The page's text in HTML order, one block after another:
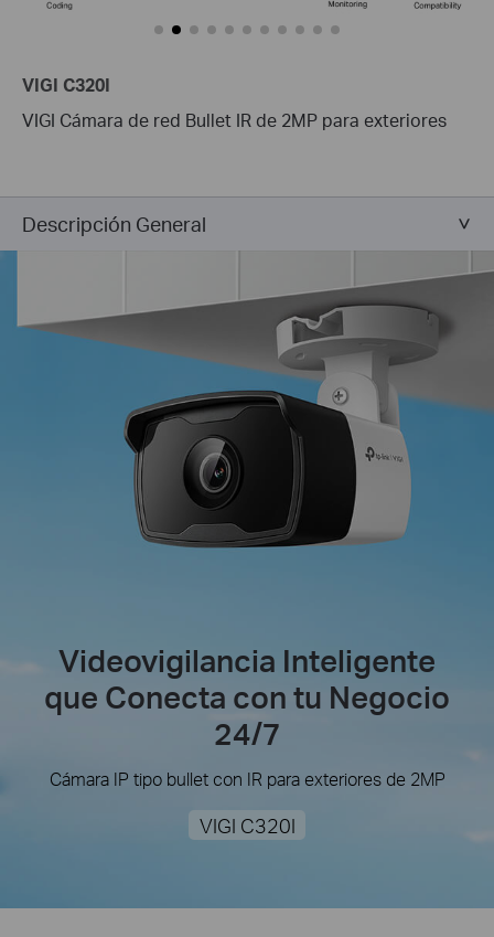
VIGI C320I
VIGI Cámara de red Bullet IR de 2MP para exteriores
Descripción General
Videovigilancia Inteligente
que Conecta con tu Negocio
24/7
Cámara IP tipo bullet con IR para exteriores de 2MP
VIGI C320I